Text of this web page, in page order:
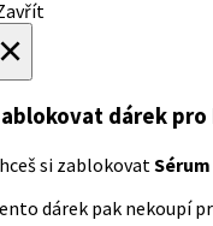
dárek pro
si zablokovat
dárek pak nekoupí